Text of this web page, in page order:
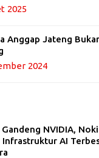
2025
Anggap Jateng
2024
NVIDIA,
Infrastruktur AI